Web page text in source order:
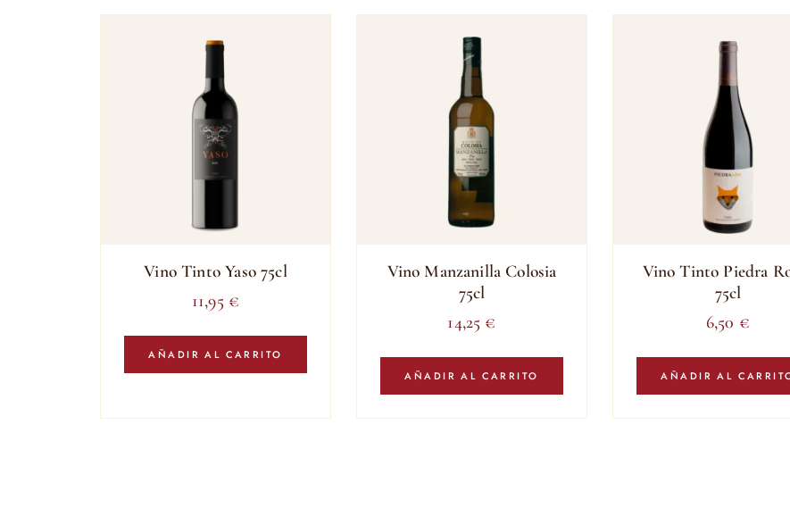
Vino Tinto Yaso 75cl
11,95 €
AÑADIR AL CARRITO
Vino Manzanilla Colosia
75cl
14,25 €
AÑADIR AL CARRITO
Vino Tinto Piedra
75cl
6,50 €
AÑADIR AL